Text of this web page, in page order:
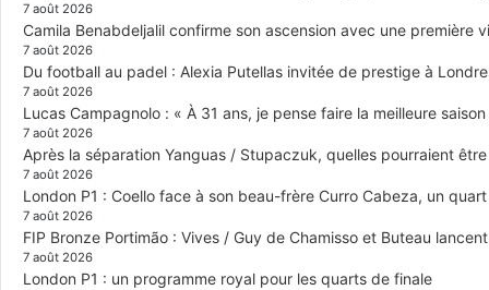
7 août 2026
Camila Benabdeljalil confirme son ascension avec une première
7 août 2026
Du football au padel : Alexia Putellas invitée de prestige à
7 août 2026
Lucas Campagnolo : « À 31 ans, je pense faire la meilleure
7 août 2026
Après la séparation Yanguas / Stupaczuk, quelles pourraient
7 août 2026
London P1 : Coello face à son beau-frère Curro Cabeza, un
7 août 2026
FIP Bronze Portimão : Vives / Guy de Chamisso et Buteau
7 août 2026
London P1 : un programme royal pour les quarts de finale